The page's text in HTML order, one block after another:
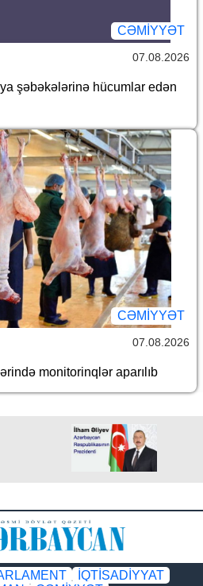
CƏMİYYƏT
07.08.2026
şəbəkələrinə hücumlar edən
CƏMİYYƏT
07.08.2026
monitorinqlər aparılıb
İQTİSADİYYAT